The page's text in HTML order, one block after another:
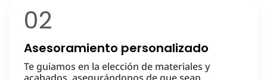
02
Asesoramiento personalizado
Te guiamos en la elección de materiales y